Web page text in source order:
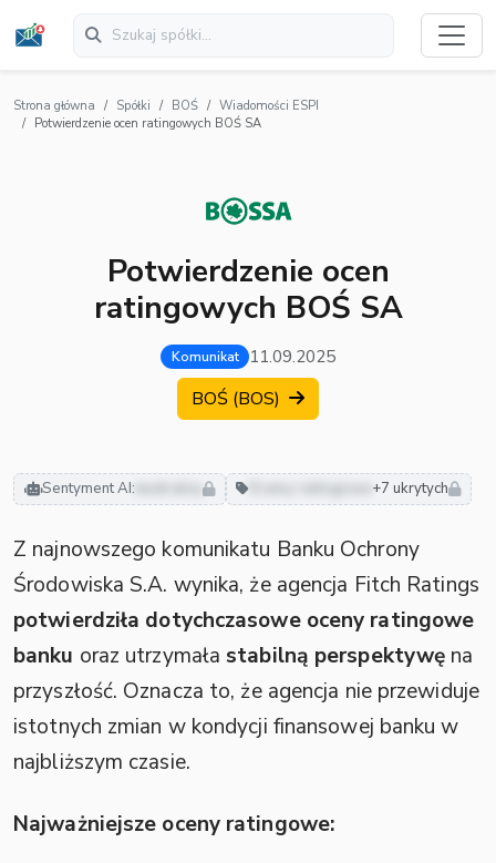
Strona główna Spółki BOŚ
Wiadomości ESPI
Potwierdzenie ocen ratingowych BOŚ SA
Potwierdzenie ocen
ratingowych BOŚ SA
Komunikat 11.09.2025
BOŚ (BOS)
Sentyment AI: neutralny Oceny ratingowe +7 ukrytych
Z najnowszego komunikatu Banku Ochrony
Środowiska S.A. wynika, że agencja Fitch Ratings
potwierdziła dotychczasowe oceny ratingowe
banku oraz utrzymała stabilną perspektywę na
przyszłość. Oznacza to, że agencja nie przewiduje
istotnych zmian w kondycji finansowej banku w
najbliższym czasie.
Najważniejsze oceny ratingowe: